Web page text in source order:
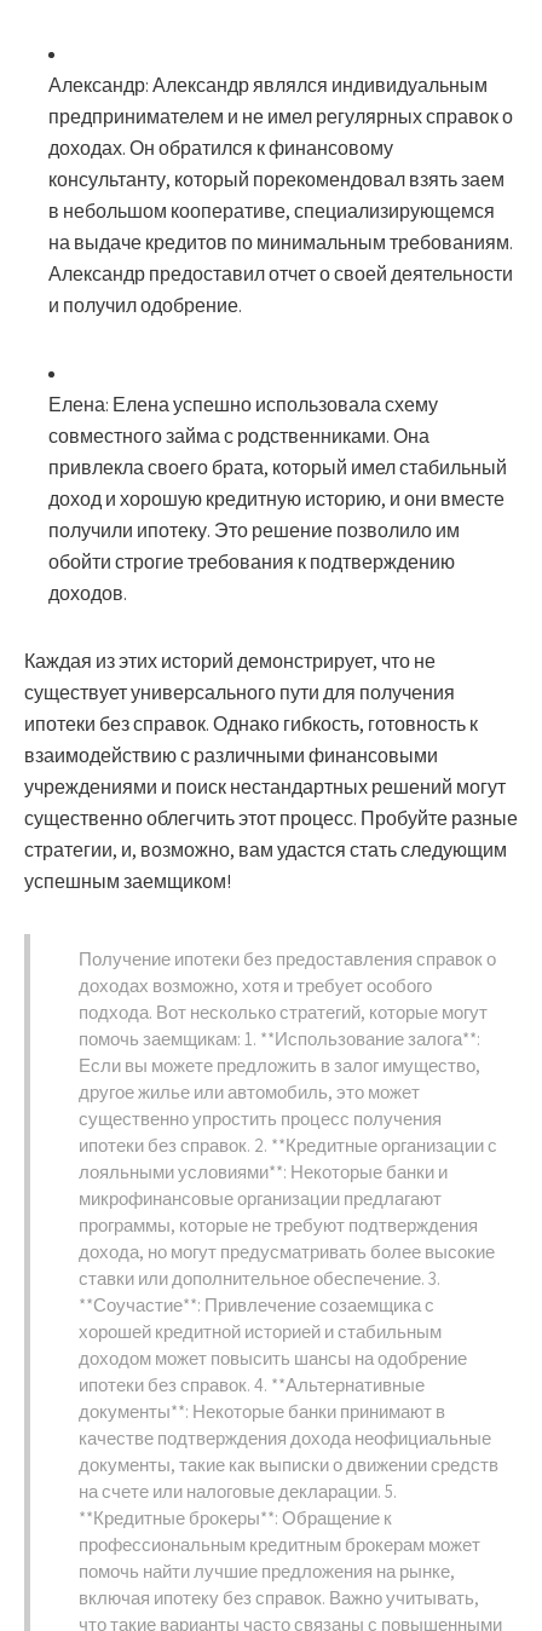
Александр:Александр являлся индивидуальным
предпринимателем и не имел регулярных справок о
доходах. Он обратился к финансовому
консультанту, который порекомендовал взять заем
в небольшом кооперативе, специализирующемся
на выдаче кредитов по минимальным требованиям.
Александр предоставил отчет о своей деятельности
и получил одобрение.
Елена: Елена успешно использовала схему
совместного займа с родственниками. Она
привлекла своего брата, который имел стабильный
доход и хорошую кредитную историю, и они вместе
получили ипотеку. Это решение позволило им
обойти строгие требования к подтверждению
доходов.
Каждая из этих историй демонстрирует, что не
существует универсального пути для получения
ипотеки без справок. Однако гибкость, готовность к
взаимодействию с различными финансовыми
учреждениями и поиск нестандартных решений могут
существенно облегчить этот процесс. Пробуйте разные
стратегии, и, возможно, вам удастся стать следующим
успешным заемщиком!
Получение ипотеки без предоставления справок о
доходах возможно, хотя и требует особого
подхода. Вот несколько стратегий, которые могут
помочь заемщикам: 1. **Использование залога**:
Если вы можете предложить в залог имущество,
другое жилье или автомобиль, это может
существенно упростить процесс получения
ипотеки без справок. 2. **Кредитные организации с
лояльными условиями**: Некоторые банки и
микрофинансовые организации предлагают
программы, которые не требуют подтверждения
дохода, но могут предусматривать более высокие
ставки или дополнительное обеспечение. 3.
**Соучастие**: Привлечение созаемщика с
хорошей кредитной историей и стабильным
доходом может повысить шансы на одобрение
ипотеки без справок. 4. **Альтернативные
документы**: Некоторые банки принимают в
качестве подтверждения дохода неофициальные
документы, такие как выписки о движении средств
на счете или налоговые декларации. 5.
**Кредитные брокеры**: Обращение к
профессиональным кредитным брокерам может
помочь найти лучшие предложения на рынке,
включая ипотеку без справок. Важно учитывать,
что такие варианты часто связаны с повышенными